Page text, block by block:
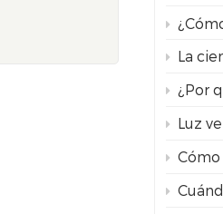
¿Cómo funcionan
La ciencia
¿Por qué
Luz verde vs. luz roja:
Cómo localizar
Cuándo utilizar un